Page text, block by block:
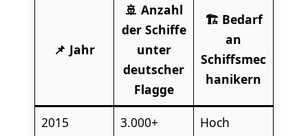
📌 Jahr
🚢 Anzahl
der Schiffe
unter
deutscher
Flagge
🏗 Bedarf
an
Schiffsmec
hanikern
2015 3.000+
Hoch